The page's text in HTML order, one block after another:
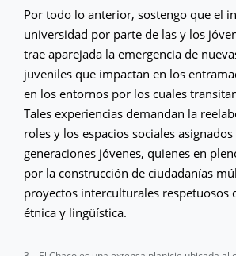
Por todo lo anterior, sostengo que el
universidad por parte de las y los
trae aparejada la emergencia de
juveniles que impactan en los
en los entornos por los cuales
Tales experiencias demandan la
roles y los espacios sociales asignados
generaciones jóvenes, quienes en
por la construcción de ciudadanías
proyectos interculturales respetuosos
étnica y lingüística.